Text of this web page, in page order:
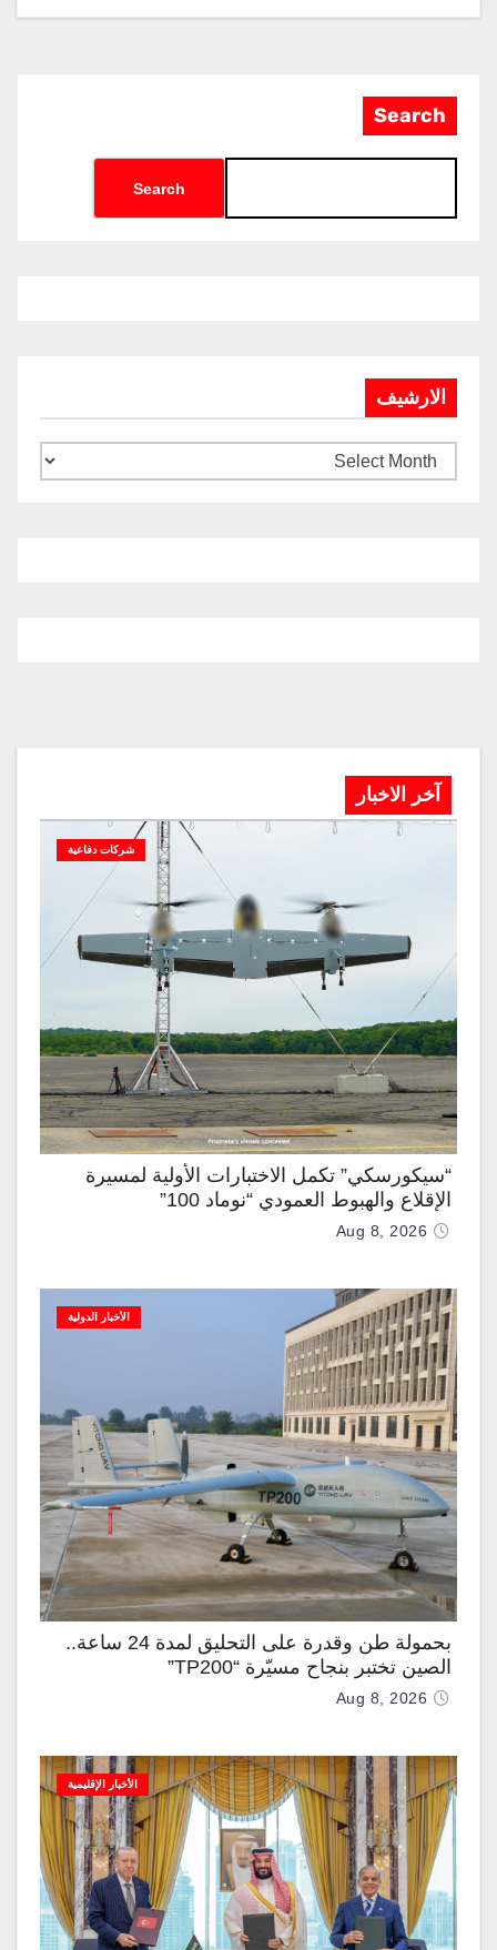
Search
Search
الارشيف
آخر الاخبار
شركات دفاعية
“سيكورسكي” تكمل الاختبارات الأولية لمسيرة
الإقلاع والهبوط العمودي “نوماد 100”
Aug 8, 2026
الأخبار الدولية
بحمولة طن وقدرة على التحليق لمدة 24 ساعة..
الصين تختبر بنجاح مسيّرة “TP200”
Aug 8, 2026
الأخبار الإقليمية